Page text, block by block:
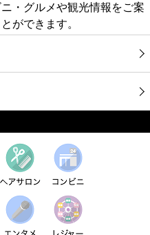
・グルメや観光情報をご案
ができます。